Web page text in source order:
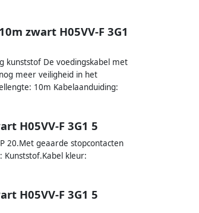
zwart H05VV-F 3G1
kunststof De voedingskabel met
meer veiligheid in het
10m Kabelaanduiding:
H05VV-F 3G1 5
20.Met geaarde stopcontacten
Kunststof.Kabel kleur:
H05VV-F 3G1 5